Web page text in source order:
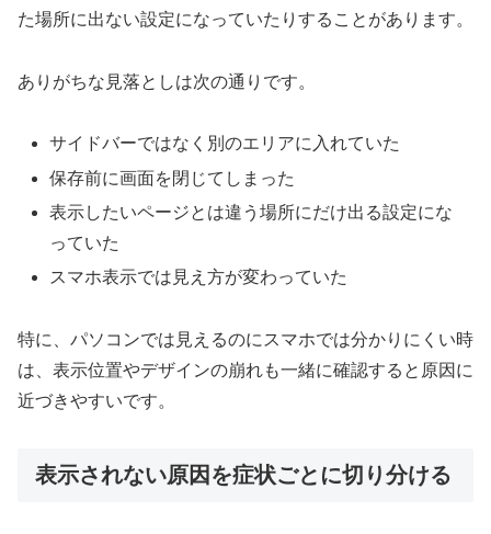
た場所に出ない設定になっていたりすることがあります。
ありがちな見落としは次の通りです。
サイドバーではなく別のエリアに入れていた
保存前に画面を閉じてしまった
表示したいページとは違う場所にだけ出る設定にな
っていた
スマホ表示では見え方が変わっていた
特に、パソコンでは見えるのにスマホでは分かりにくい時
は、表示位置やデザインの崩れも一緒に確認すると原因に
近づきやすいです。
表示されない原因を症状ごとに切り分ける